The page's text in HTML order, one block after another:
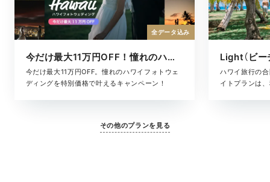
今だけ最大11万円OFF！憧れのハワイフォト
今だけ最大11万円OFF。憧れのハワイフォトウェ
ディングを特別価格で叶えるキャンペーン！
全データ込み
Light（ビー
ハワイ旅行の
イトプランは
その他のプランを見る